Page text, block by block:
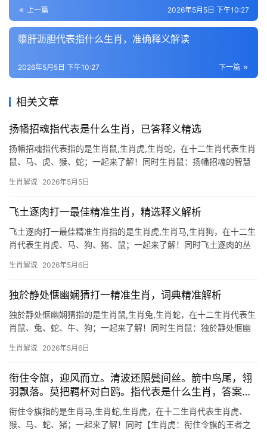
上一篇 2026年5月5日 下午10:27
隳肝沥胆代表指什么生肖，准确释义解读
下一篇
2026年5月5日 下午10:27
相关文章
扬幡招魂指代表是什么生肖，已答释义精选
扬幡招魂指代表指的是生肖鼠,生肖虎,生肖蛇，在十二生肖代表生肖
鼠、马、虎、猴、蛇；一起来了解！同时生肖鼠：扬幡招魂的智慧
肖之首，象征机敏与应变，而招魂幡的飘摇恰似鼠辈夜间游走的诡
生肖解说 2026年5月5日
飞土逐肉打一最佳精准生肖，精选释义解析
飞土逐肉打一最佳精准生肖指的是生肖虎,生肖马,生肖狗，在十二生
肖代表生肖虎、马、狗、猪、鼠；一起来了解！同时飞土逐肉的丛
场景，若论十二生肖中谁最契合这一意象，非生肖虎莫属，虎为百
生肖解说 2026年5月6日
独於静处惬幽娴猜打一精准生肖，词典精准解析
独於静处惬幽娴猜指的是生肖鼠,生肖兔,生肖蛇，在十二生肖代表生
肖鼠、兔、蛇、牛、狗；一起来了解！同时生肖鼠：独於静处惬幽
喜夜行，常在静谧处运筹帷幄，正如《诗经》所言“谁谓鼠无牙，何
生肖解说 2026年5月6日
衔住令旗，迎风而立。清波还照鬓间丝。箭中鸟尾，翎
羽飘落。莫把羁杯对白鸥。指代表是什么生肖，答案精
准解析
衔住令旗指的是生肖马,生肖蛇,生肖虎，在十二生肖代表生肖虎、
猴、马、蛇、猪；一起来了解！同时【生肖虎：衔住令旗的王者之